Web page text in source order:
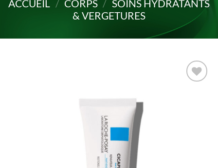
ACCUEIL / CORPS / SOINS HYDRATANTS
& VERGETURES